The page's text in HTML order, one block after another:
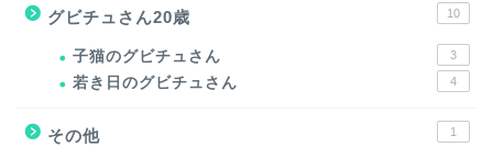
グビチュさん20歳 10
子猫のグビチュさん 3
若き日のグビチュさん 4
その他 1